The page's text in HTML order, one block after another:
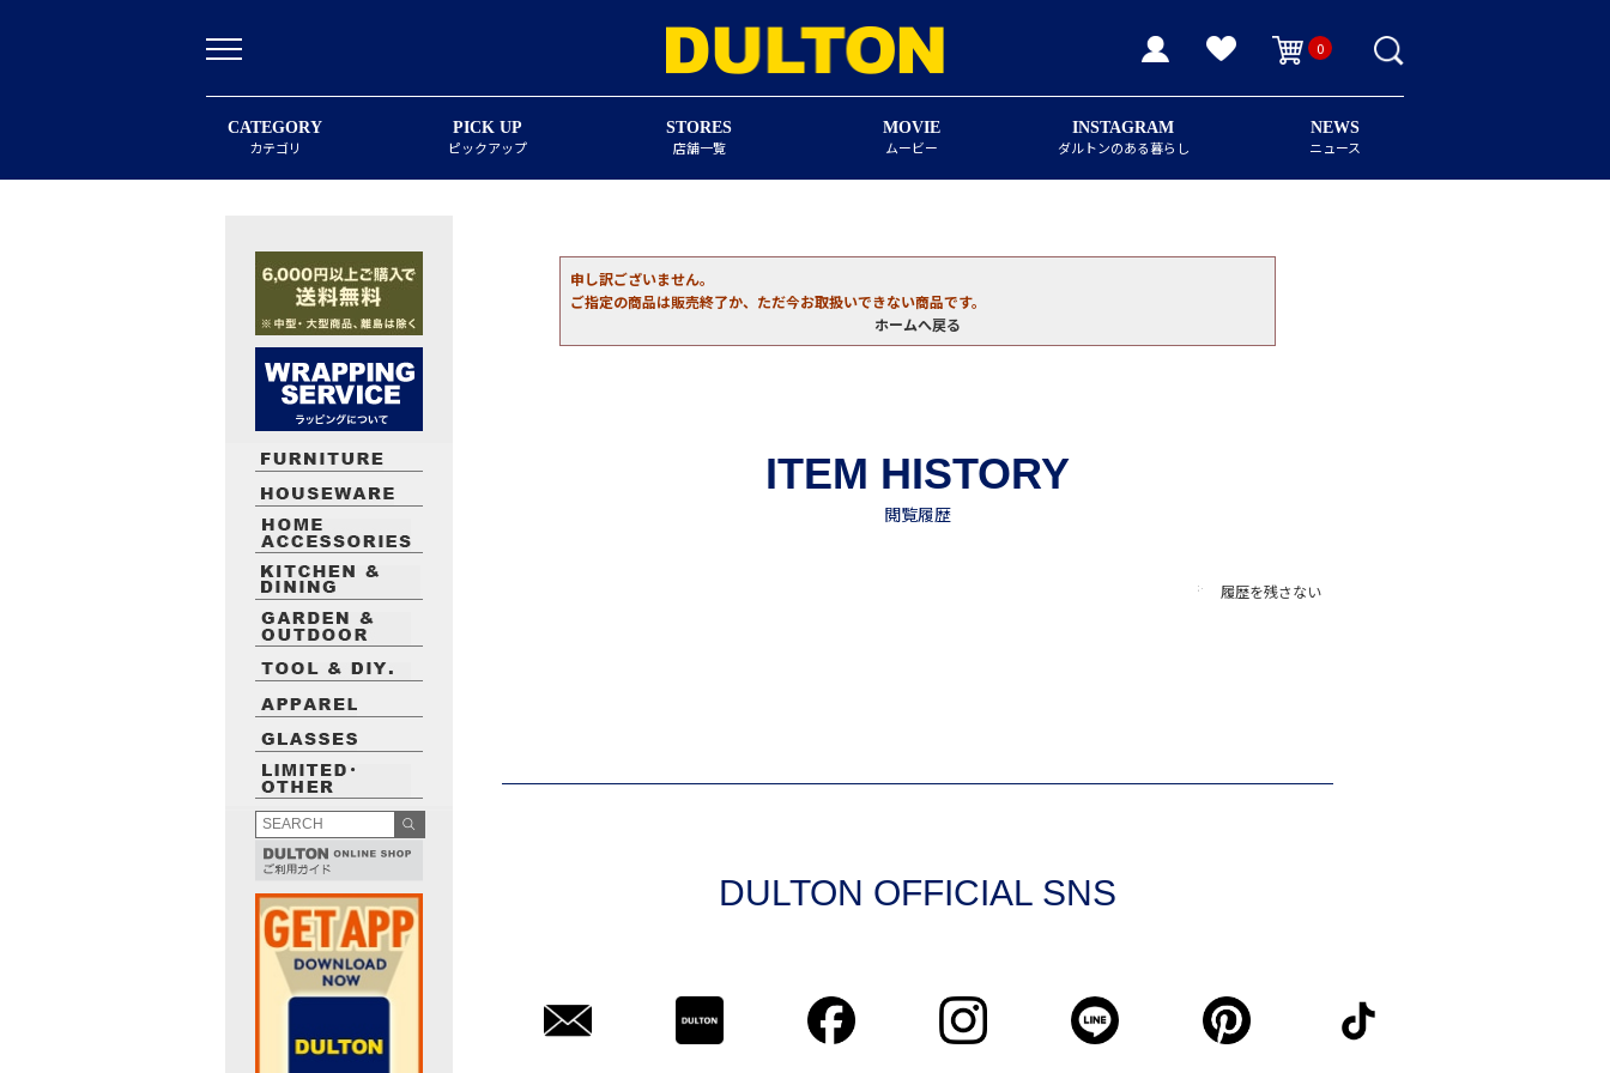
0
CATEGORY
カテゴリ
PICK UP
ピックアップ
STORES
店舗一覧
MOVIE
ムービー
INSTAGRAM
ダルトンのある暮らし
NEWS
ニュース
申し訳ございません。
ご指定の商品は販売終了か、ただ今お取扱いできない商品です。
ホームへ戻る
履歴を残さない
DULTON OFFICIAL SNS